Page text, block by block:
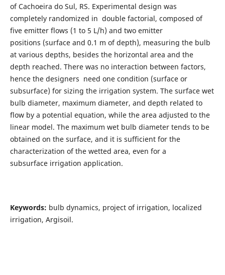
of Cachoeira do Sul, RS. Experimental design was
completely randomized in double factorial, composed of
five emitter flows (1 to 5 L/h) and two emitter
positions (surface and 0.1 m of depth), measuring the bulb
at various depths, besides the horizontal area and the
depth reached. There was no interaction between factors,
hence the designers need one condition (surface or
subsurface) for sizing the irrigation system. The surface wet
bulb diameter, maximum diameter, and depth related to
flow by a potential equation, while the area adjusted to the
linear model. The maximum wet bulb diameter tends to be
obtained on the surface, and it is sufficient for the
characterization of the wetted area, even for a
subsurface irrigation application.
Keywords: bulb dynamics, project of irrigation, localized
irrigation, Argisoil.